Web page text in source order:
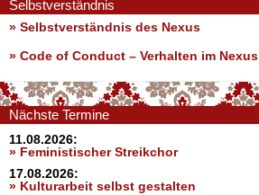
Selbstverständnis
» Selbstverständnis des Nexus
» Code of Conduct – Verhalten im Nexus
Nächste Termine
11.08.2026:
» Feministischer Streikchor
17.08.2026:
» Kulturarbeit selbst gestalten